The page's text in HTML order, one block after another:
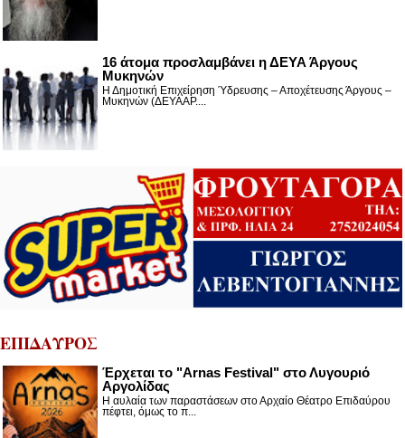
16 άτομα προσλαμβάνει η ΔΕΥΑ Άργους
Μυκηνών
Η Δημοτική Επιχείρηση Ύδρευσης – Αποχέτευσης Άργους –
Μυκηνών (ΔΕΥΑΑΡ....
ΕΠΙΔΑΥΡΟΣ
Έρχεται το "Arnas Festival" στο Λυγουριό
Αργολίδας
Η αυλαία των παραστάσεων στο Αρχαίο Θέατρο Επιδαύρου
πέφτει, όμως το π...